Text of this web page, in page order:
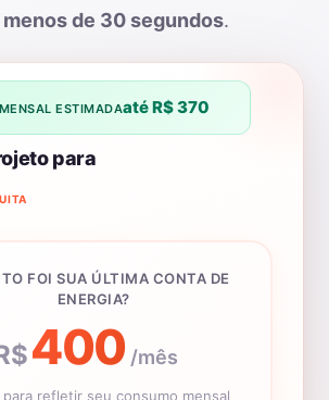
menos de 30 segundos.
ESTIMADAaté R$ 370
para
FOI SUA ÚLTIMA CONTA DE
ENERGIA?
400 /mês
refletir seu consumo mensal